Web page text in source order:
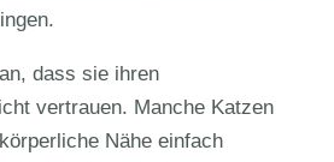
dass sie ihren
vertrauen. Manche Katzen
Nähe einfach